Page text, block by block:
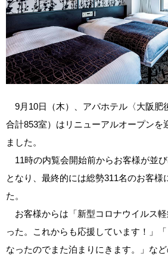
9月10日（木）、アパホテル〈大阪肥
合計853室）はリニューアルオープンを
ました。
11時の内覧会開始前からお客様が並
となり、最終的には総勢311名のお客様
た。
お客様からは「新型コロナウイルス
った。これからも応援しています！」
なったのでまた泊まりにきます。」な